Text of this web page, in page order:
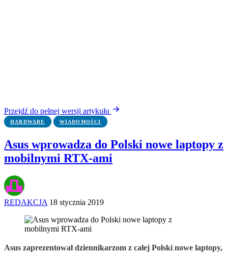
Przejdź do pełnej wersji artykułu
HARDWARE WIADOMOŚCI
Asus wprowadza do Polski nowe laptopy z
mobilnymi RTX-ami
REDAKCJA 18 stycznia 2019
Asus zaprezentował dziennikarzom z całej Polski nowe laptopy,